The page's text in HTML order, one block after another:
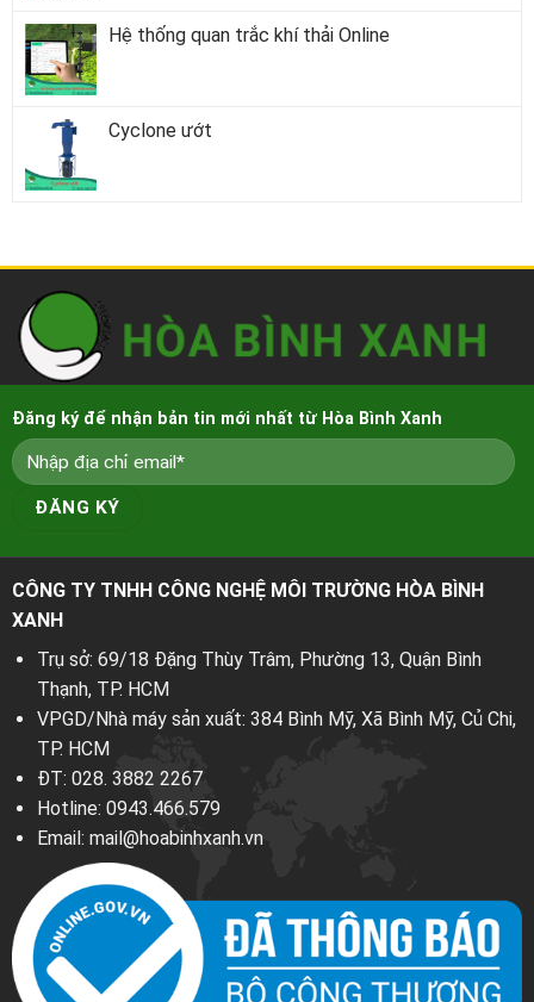
Hệ thống quan trắc khí thải Online
Cyclone ướt
Đăng ký để nhận bản tin mới nhất từ Hòa Bình Xanh
CÔNG TY TNHH CÔNG NGHỆ MÔI TRƯỜNG HÒA BÌNH
XANH
Trụ sở: 69/18 Đặng Thùy Trâm, Phường 13, Quận Bình
Thạnh, TP. HCM
VPGD/Nhà máy sản xuất: 384 Bình Mỹ, Xã Bình Mỹ, Củ Chi,
TP. HCM
ĐT: 028. 3882 2267
Hotline: 0943.466.579
Email: mail@hoabinhxanh.vn